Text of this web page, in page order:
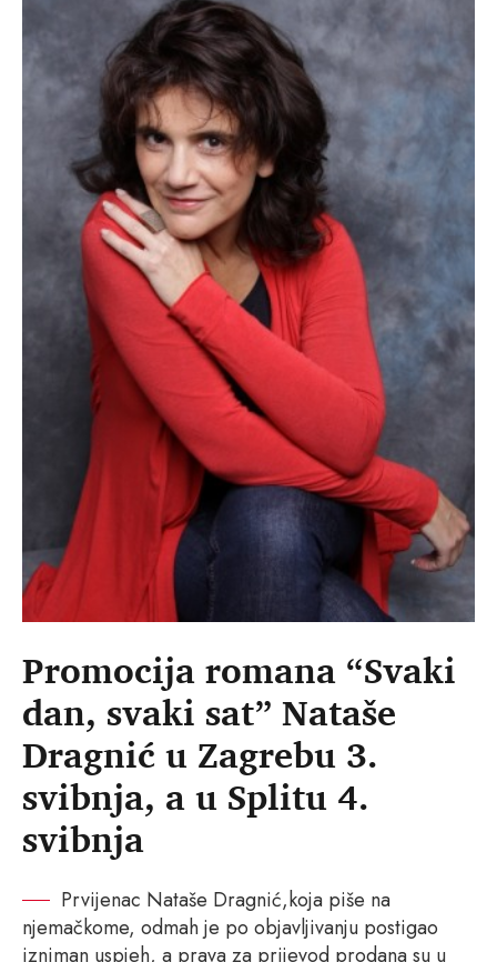
Promocija romana “Svaki
dan, svaki sat” Nataše
Dragnić u Zagrebu 3.
svibnja, a u Splitu 4.
svibnja
Prvijenac Nataše Dragnić,koja piše na
njemačkome, odmah je po objavljivanju postigao
izniman uspjeh, a prava za prijevod prodana su u